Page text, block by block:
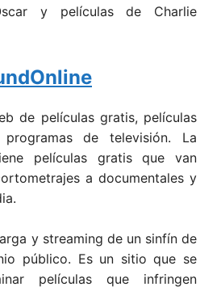
y películas de Charlie
de películas gratis, películas
programas de televisión. La
películas gratis que van
a documentales y
y streaming de un sinfín de
público. Es un sitio que se
películas que infringen